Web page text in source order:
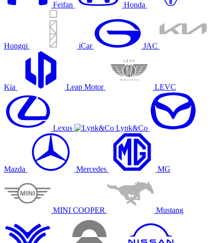
Feifan Honda
Hongqi iCar JAC
Kia Leap Motor LEVC
Lexus Lynk&Co
Mazda Mercedes MG
MINI COOPER Mustang